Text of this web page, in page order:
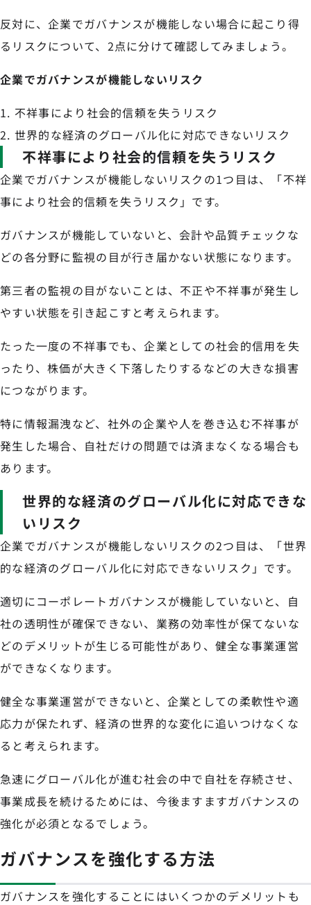
反対に、企業でガバナンスが機能しない場合に起こり得
るリスクについて、2点に分けて確認してみましょう。
企業でガバナンスが機能しないリスク
不祥事により社会的信頼を失うリスク
世界的な経済のグローバル化に対応できないリスク
不祥事により社会的信頼を失うリスク
企業でガバナンスが機能しないリスクの1つ目は、「不祥
事により社会的信頼を失うリスク」です。
ガバナンスが機能していないと、会計や品質チェックな
どの各分野に監視の目が行き届かない状態になります。
第三者の監視の目がないことは、不正や不祥事が発生し
やすい状態を引き起こすと考えられます。
たった一度の不祥事でも、企業としての社会的信用を失
ったり、株価が大きく下落したりするなどの大きな損害
につながります。
特に情報漏洩など、社外の企業や人を巻き込む不祥事が
発生した場合、自社だけの問題では済まなくなる場合も
あります。
世界的な経済のグローバル化に対応できな
いリスク
企業でガバナンスが機能しないリスクの2つ目は、「世界
的な経済のグローバル化に対応できないリスク」です。
適切にコーポレートガバナンスが機能していないと、自
社の透明性が確保できない、業務の効率性が保てないな
どのデメリットが生じる可能性があり、健全な事業運営
ができなくなります。
健全な事業運営ができないと、企業としての柔軟性や適
応力が保たれず、経済の世界的な変化に追いつけなくな
ると考えられます。
急速にグローバル化が進む社会の中で自社を存続させ、
事業成長を続けるためには、今後ますますガバナンスの
強化が必須となるでしょう。
ガバナンスを強化する方法
ガバナンスを強化することにはいくつかのデメリットも